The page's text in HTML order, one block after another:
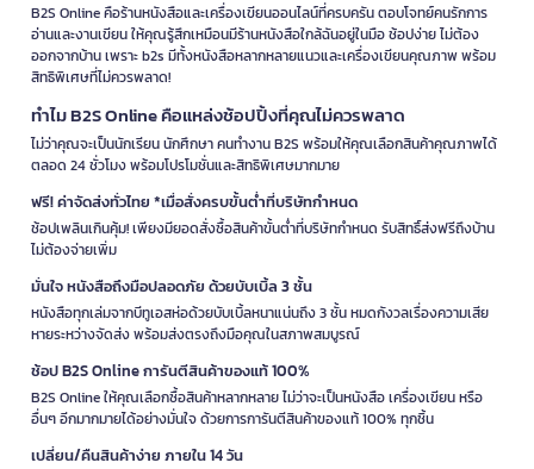
B2S Online คือร้านหนังสือและเครื่องเขียนออนไลน์ที่ครบครัน ตอบโจทย์คนรักการ
อ่านและงานเขียน ให้คุณรู้สึกเหมือนมีร้านหนังสือใกล้ฉันอยู่ในมือ ช้อปง่าย ไม่ต้อง
ออกจากบ้าน เพราะ b2s มีทั้งหนังสือหลากหลายแนวและเครื่องเขียนคุณภาพ พร้อม
สิทธิพิเศษที่ไม่ควรพลาด!
ทำไม B2S Online คือแหล่งช้อปปิ้งที่คุณไม่ควรพลาด
ไม่ว่าคุณจะเป็นนักเรียน นักศึกษา คนทำงาน B2S พร้อมให้คุณเลือกสินค้าคุณภาพได้
ตลอด 24 ชั่วโมง พร้อมโปรโมชั่นและสิทธิพิเศษมากมาย
ฟรี! ค่าจัดส่งทั่วไทย *เมื่อสั่งครบขั้นต่ำที่บริษัทกำหนด
ช้อปเพลินเกินคุ้ม! เพียงมียอดสั่งซื้อสินค้าขั้นต่ำที่บริษัทกำหนด รับสิทธิ์ส่งฟรีถึงบ้าน
ไม่ต้องจ่ายเพิ่ม
มั่นใจ หนังสือถึงมือปลอดภัย ด้วยบับเบิ้ล 3 ชั้น
หนังสือทุกเล่มจากบีทูเอสห่อด้วยบับเบิ้ลหนาแน่นถึง 3 ชั้น หมดกังวลเรื่องความเสีย
หายระหว่างจัดส่ง พร้อมส่งตรงถึงมือคุณในสภาพสมบูรณ์
ช้อป B2S Online การันตีสินค้าของแท้ 100%
B2S Online ให้คุณเลือกซื้อสินค้าหลากหลาย ไม่ว่าจะเป็นหนังสือ เครื่องเขียน หรือ
อื่นๆ อีกมากมายได้อย่างมั่นใจ ด้วยการการันตีสินค้าของแท้ 100% ทุกชิ้น
เปลี่ยน/คืนสินค้าง่าย ภายใน 14 วัน